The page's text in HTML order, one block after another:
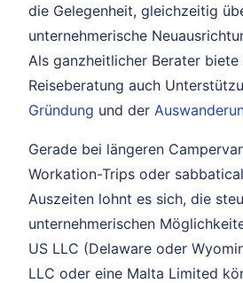
die Gelegenheit, gleichzeitig
unternehmerische
Als ganzheitlicher Berater
Reiseberatung auch
Gründung und der
Gerade bei längeren
Workation-Trips oder
Auszeiten lohnt es sich, die
unternehmerischen
US LLC (Delaware oder
LLC oder eine Malta Limited